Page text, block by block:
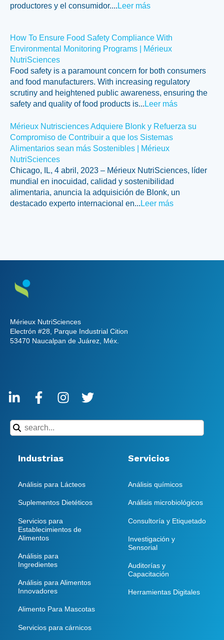
productores y el consumidor.... Leer más
How To Ensure Food Safety Compliance With
Environmental Monitoring Programs | Mérieux
NutriSciences
Food safety is a paramount concern for both consumers
and food manufacturers. With increasing regulatory
scrutiny and heightened public awareness, ensuring the
safety and quality of food products is...Leer más
Mérieux Nutrisciences Adquiere Blonk y Refuerza su
Compromiso de Contribuir a que los Sistemas
Alimentarios sean más Sostenibles | Mérieux
NutriSciences
Chicago, IL, 4 abril, 2023 – Mérieux NutriSciences, líder
mundial en inocuidad, calidad y sostenibilidad
alimentaria, anuncia la adquisición de Blonk, un
destacado experto internacional en... Leer más
Mérieux NutriSciences
Electrón #28, Parque Industrial Cition
53470 Naucalpan de Juárez, Méx.
Industrias
Análisis para Lácteos
Suplementos Dietéticos
Servicios para
Establecimientos de
Alimentos
Análisis para
Ingredientes
Análisis para Alimentos
Innovadores
Alimento Para Mascotas
Servicios para cárnicos
Servicios
Análisis químicos
Análisis microbiológicos
Consultoría y Etiquetado
Investigación y
Sensorial
Auditorías y
Capacitación
Herramientas Digitales